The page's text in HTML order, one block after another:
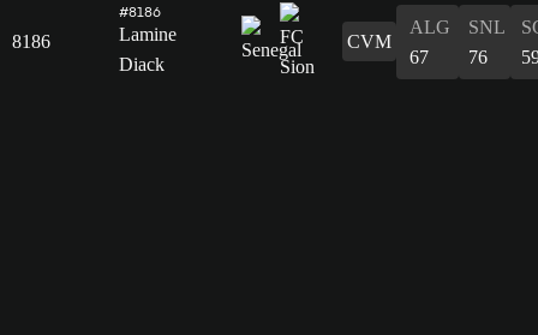
8186
#8186
Lamine
Diack
CVM
ALG
67
SNL
76